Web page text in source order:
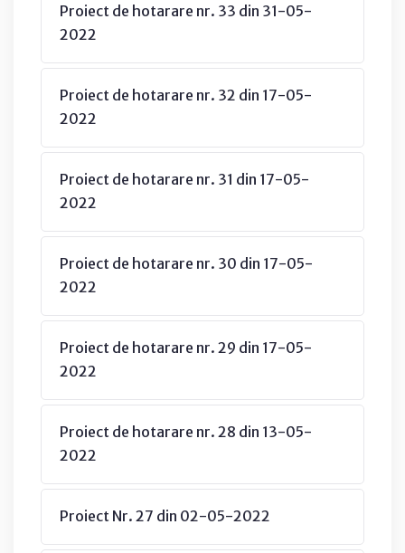
Proiect de hotarare nr. 33 din 31-05-
2022
Proiect de hotarare nr. 32 din 17-05-
2022
Proiect de hotarare nr. 31 din 17-05-
2022
Proiect de hotarare nr. 30 din 17-05-
2022
Proiect de hotarare nr. 29 din 17-05-
2022
Proiect de hotarare nr. 28 din 13-05-
2022
Proiect Nr. 27 din 02-05-2022